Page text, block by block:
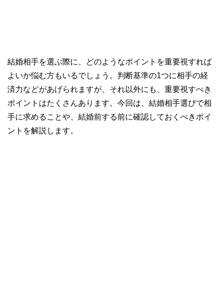
結婚相手を選ぶ際に、どのようなポイントを重要視すれば
よいか悩む方もいるでしょう。判断基準の1つに相手の経
済力などがあげられますが、それ以外にも、重要視すべき
ポイントはたくさんあります。今回は、結婚相手選びで相
手に求めることや、結婚前する前に確認しておくべきポイ
ントを解説します。